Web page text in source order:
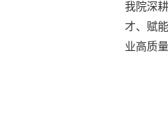
我院深
才、赋
业高质量